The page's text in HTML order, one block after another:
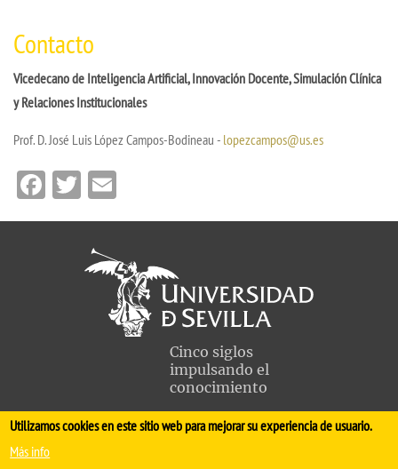
Contacto
Vicedecano de Inteligencia Artificial, Innovación Docente, Simulación Clínica
y Relaciones Institucionales
Prof. D. José Luis López Campos-Bodineau - lopezcampos@us.es
Facebook
Twitter
Cinco siglos
impulsando el
conocimiento
FACULTAD DE MEDICINA
Utilizamos cookies en este sitio web para mejorar su experiencia de usuario.
Más info